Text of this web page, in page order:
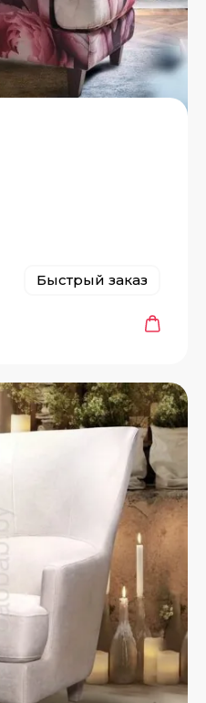
Быстрый заказ